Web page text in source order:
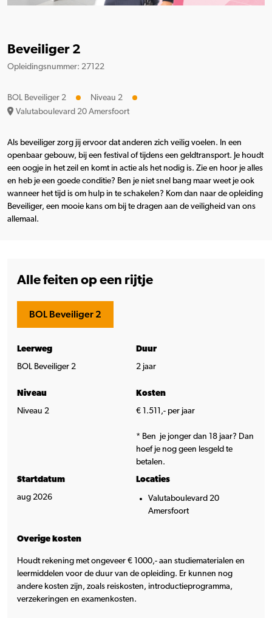
Beveiliger 2
Opleidingsnummer: 27122
BOL Beveiliger 2
Niveau 2
Valutaboulevard 20 Amersfoort
Als beveiliger zorg jij ervoor dat anderen zich veilig voelen. In een
openbaar gebouw, bij een festival of tijdens een geldtransport. Je houdt
een oogje in het zeil en komt in actie als het nodig is. Zie en hoor je alles
en heb je een goede conditie? Ben je niet snel bang maar weet je ook
wanneer het tijd is om hulp in te schakelen? Kom dan naar de opleiding
Beveiliger, een mooie kans om bij te dragen aan de veiligheid van ons
allemaal.
Alle feiten op een rijtje
BOL Beveiliger 2
Leerweg
BOL Beveiliger 2
Duur
2 jaar
Niveau
Niveau 2
Kosten
€ 1.511,- per jaar
* Ben je jonger dan 18 jaar? Dan
hoef je nog geen lesgeld te
betalen.
Startdatum
aug 2026
Locaties
Valutaboulevard 20
Amersfoort
Overige kosten
Houdt rekening met ongeveer € 1000,- aan studiematerialen en
leermiddelen voor de duur van de opleiding. Er kunnen nog
andere kosten zijn, zoals reiskosten, introductieprogramma,
verzekeringen en examenkosten.